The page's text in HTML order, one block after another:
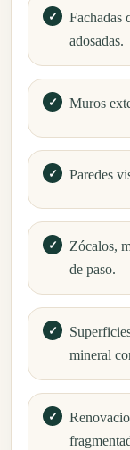
Fachadas
adosadas.
Muros
Paredes
Zócalos,
de paso.
mineral